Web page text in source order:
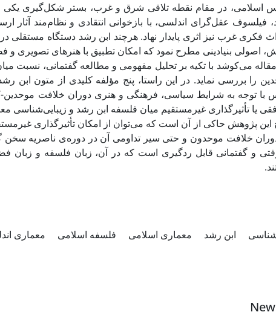
اسلامی، در مقام نقطه تلاقی شرق و غرب، بستر شکل‌گیری یکی
فیلسوف عقل‌گرای اندلسی، با بازخوانی انتقادی و نظام‌مند آثار
فکری غرب نیز اثری پایدار نهاد. هرچند ابن رشد دستگاه مستقلی
اصولی بنیادینی مطرح نمود که امکان تطبیق با هنرهای تصویری
مقاله می‌کوشد با تکیه بر تحلیل مفهومی و مطالعه گفتمانی، نسبت
را بررسی نماید. در این راستا، پنج مؤلفه‌ کلیدی از متون
با توجه به شرایط سیاسی، فرهنگی و هنری دوران خلافت
یا تأثیرگذاری غیرمستقیم میان فلسفه ابن رشد و زیبایی‌شناسی
این پژوهش حاکی از آن است که می‌توان از امکان تأثیرگذاری
خلافت موحدون و حتی سیر تداومی آن در دوره‌ی ناصریه سخن
و گفتمانی قابل ردگیری است که در آن، زبان فلسفه و
شناسی ابن رشد معماری اسلامی فلسفه اسلامی معماری